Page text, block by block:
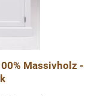
Massivholz -